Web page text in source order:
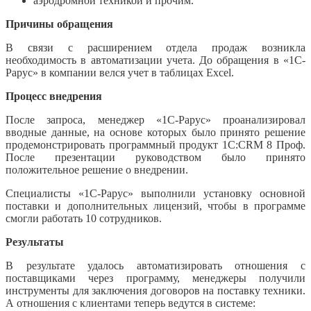
Причины обращения
В связи с расширением отдела продаж возникла
необходимость в автоматизации учета. До обращения в «1С-
Рарус» в компании велся учет в таблицах Excel.
Процесс внедрения
После запроса, менеджер «1С-Рарус» проанализировал
вводные данные, на основе которых было принято решение
продемонстрировать программный продукт 1С:CRM 8 Проф.
После презентации руководством было принято
положительное решение о внедрении.
Специалисты «1С-Рарус» выполнили установку основной
поставки и дополнительных лицензий, чтобы в программе
смогли работать 10 сотрудников.
Результаты
В результате удалось автоматизировать отношения с
поставщиками через программу, менеджеры получили
инструменты для заключения договоров на поставку техники.
А отношения с клиентами теперь ведутся в системе: